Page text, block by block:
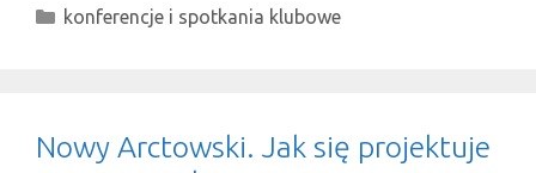
Kategorie
konferencje i spotkania klubowe
Nowy Arctowski. Jak się projektuje